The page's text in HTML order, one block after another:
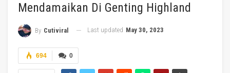
Mendamaikan Di Genting Highland
By Cutiviral Last updated May 30, 2023
0
694